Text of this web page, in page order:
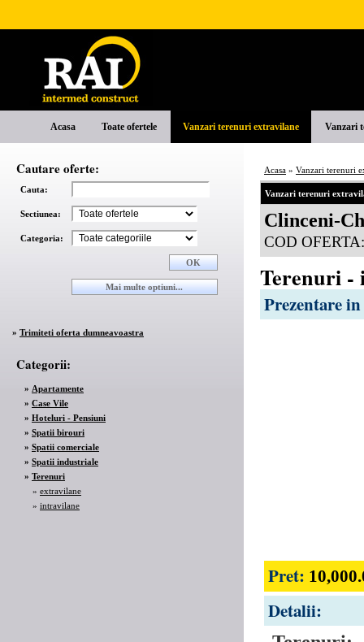
Acasa Toate ofertele Vanzari terenuri extravilane Vanzari
Cautare oferte:
Cauta:
Sectiunea:
Categoria:
» Trimiteti oferta dumneavoastra
Categorii:
» Apartamente
» Case Vile
» Hoteluri - Pensiuni
» Spatii birouri
» Spatii comerciale
» Spatii industriale
» Terenuri
» extravilane
» intravilane
Acasa » Vanzari terenuri
Vanzari terenuri
Clinceni-
COD
Terenuri -
Prezentare
Pret:
Detalii: